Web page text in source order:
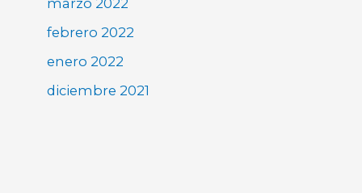
marzo 2022
febrero 2022
enero 2022
diciembre 2021